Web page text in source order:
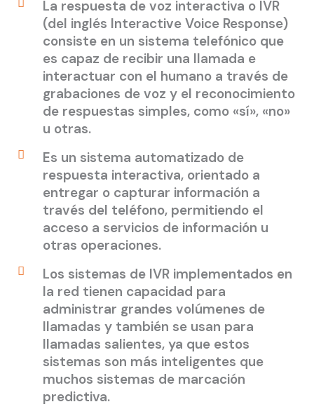
La respuesta de voz interactiva o IVR
(del inglés Interactive Voice Response)
consiste en un sistema telefónico que
es capaz de recibir una llamada e
interactuar con el humano a través de
grabaciones de voz y el reconocimiento
de respuestas simples, como «sí», «no»
u otras.
Es un sistema automatizado de
respuesta interactiva, orientado a
entregar o capturar información a
través del teléfono, permitiendo el
acceso a servicios de información u
otras operaciones.
Los sistemas de IVR implementados en
la red tienen capacidad para
administrar grandes volúmenes de
llamadas y también se usan para
llamadas salientes, ya que estos
sistemas son más inteligentes que
muchos sistemas de marcación
predictiva.